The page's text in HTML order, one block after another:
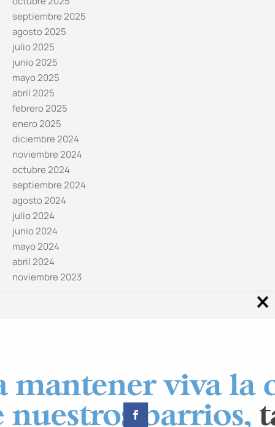
septiembre 2025
agosto 2025
julio 2025
junio 2025
mayo 2025
abril 2025
febrero 2025
enero 2025
diciembre 2024
noviembre 2024
octubre 2024
septiembre 2024
agosto 2024
julio 2024
junio 2024
mayo 2024
abril 2024
noviembre 2023